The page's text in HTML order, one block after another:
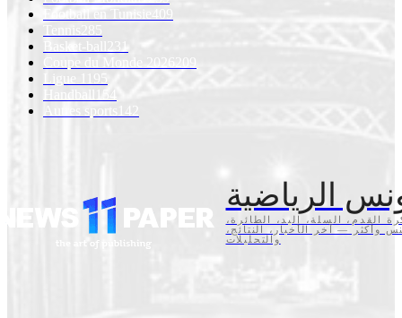
Football en Tunisie 409
Tennis
285
Basket-ball
231
Coupe du Monde 2026 209
Ligue 1
195
Handball
154
Autres sports 142
الرياضية
القدم، السلة، اليد، الطائرة،
وأكثر — آخر الأخبار، النتائج،
والتحليلات